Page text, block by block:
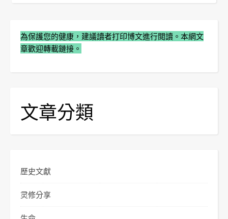
為保護您的健康，建議讀者打印博文進行閲讀。本網文
章歡迎轉載鏈接。
文章分類
歷史文獻
灵修分享